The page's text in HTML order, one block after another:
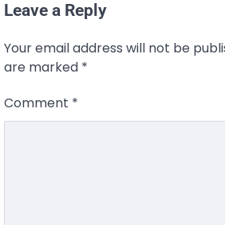
Leave a Reply
Your email address will not be
are marked *
Comment *